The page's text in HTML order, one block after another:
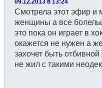
Смотрела этот эфир и
женщины а все
это пока он играет в
окажется не нужен а
захочет быть
не жил с такими